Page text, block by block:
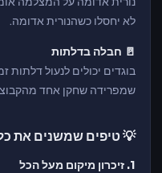
לא יחסלו כשהנורית אדומה.
🚪 חבלה בדלתות
בוגדים יכולים לנעול דלתות
שמפרידה שחקן אחד
💡 טיפים שמשנים את
1. זיכרון מיקום מעל הכל